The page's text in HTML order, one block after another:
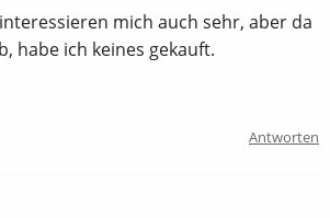
mich auch sehr, aber da
habe ich keines gekauft.
Antworten